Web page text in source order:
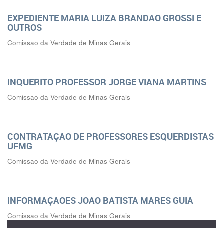
EXPEDIENTE MARIA LUIZA BRANDAO GROSSI E
OUTROS
Comissao da Verdade de Minas Gerais
INQUERITO PROFESSOR JORGE VIANA MARTINS
Comissao da Verdade de Minas Gerais
CONTRATAÇAO DE PROFESSORES ESQUERDISTAS
UFMG
Comissao da Verdade de Minas Gerais
INFORMAÇAOES JOAO BATISTA MARES GUIA
Comissao da Verdade de Minas Gerais